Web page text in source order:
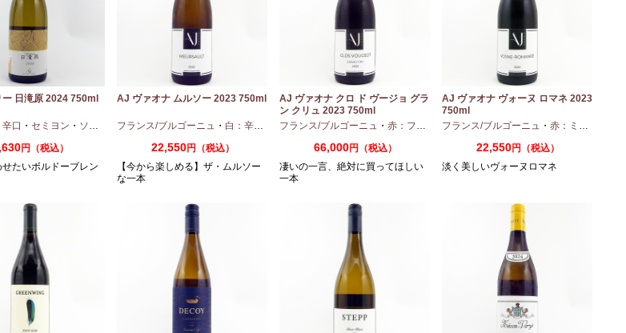
日滝原 2024 750ml
辛口 ・ セミヨン ・ ソーヴィニオンブラン
円（税込）
たいボルドーブレン
AJ ヴァオナ ムルソー 2023 750ml
フランス/ブルゴーニュ ・ 白：辛口 シャルドネ
22,550円（税込）
【今から楽しめる】ザ・ムルソー
な一本
AJ ヴァオナ クロ ド ヴージョ グラ
ン クリュ 2023 750ml
フランス/ブルゴーニュ ・ 赤：フルボディ ・ピノノワール
66,000円（税込）
凄いの一言、絶対に買ってほしい
一本
AJ ヴァオナ ヴォーヌ ロマネ 2023
750ml
フランス/ブルゴーニュ ・ 赤：ミディアムボディ
22,550円（税込）
淡く美しいヴォーヌロマネ